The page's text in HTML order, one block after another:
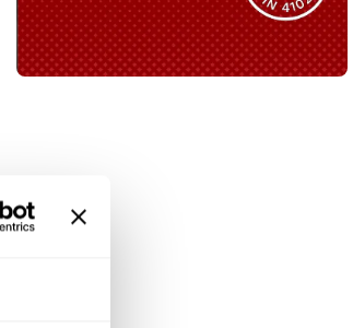
Kollektion ansehen